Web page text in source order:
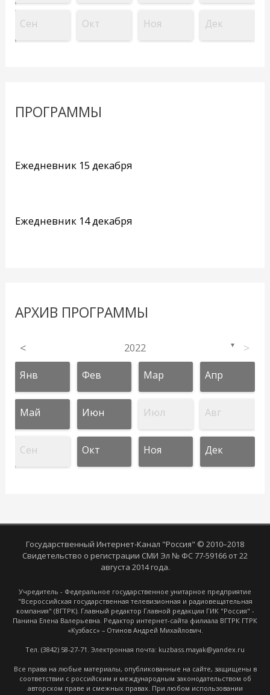
Сен Окт Ноя Дек
ПРОГРАММЫ
Ежедневник 15 декабря
Ежедневник 14 декабря
АРХИВ ПРОГРАММЫ
< 2022 ▼ >
Янв Фев Мар Апр
Май Июн Июл Авг
Сен Окт Ноя Дек
Государственный Интернет-Канал "Россия" © 2010–2018
Свидетельство о регистрации СМИ Эл № ФС 77-59166 от 22
августа 2014 года.
Учредитель - Федеральное государственное унитарное предприятие
"Всероссийская государственная телевизионная и радиовещательная
компания" (ВГТРК). Главный редактор Главной редакции ГИК "Россия" -
Панина Елена Валерьевна. Редактор интернет-сайта филиала ВГТРК ГТРК
«Кузбасс» – Отинов Андрей Михайлович.
Тел. (3842) 58-27-71. Электронная почта: kuzbass.mayak@yandex.ru
Все права на любые материалы, опубликованные на сайте, защищены в
соответствии с российским и международным законодательством об
авторском праве и смежных правах. При любом использовании